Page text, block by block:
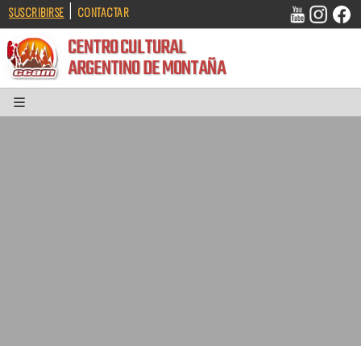
SUSCRIBIRSE | CONTACTAR
CENTRO CULTURAL
ARGENTINO DE MONTAÑA